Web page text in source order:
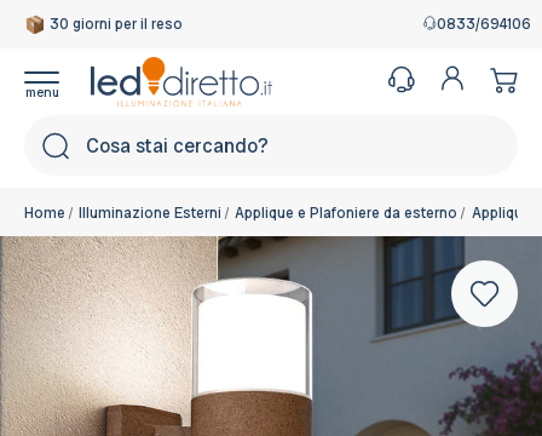
30 giorni per il reso
Garanzia Italiana 0833/694106
Home Illuminazione Esterni Applique e Plafoniere da esterno Applique